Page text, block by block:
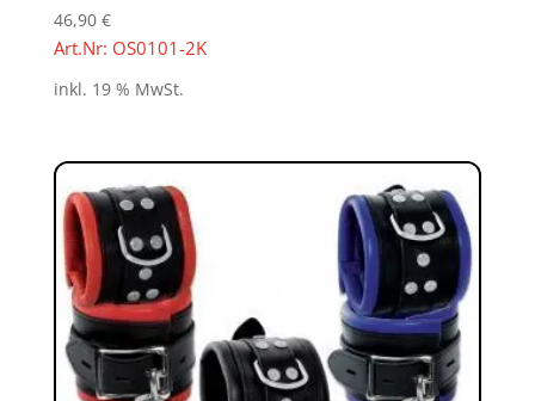
46,90 €
Art.Nr: OS0101-2K
inkl. 19 % MwSt.